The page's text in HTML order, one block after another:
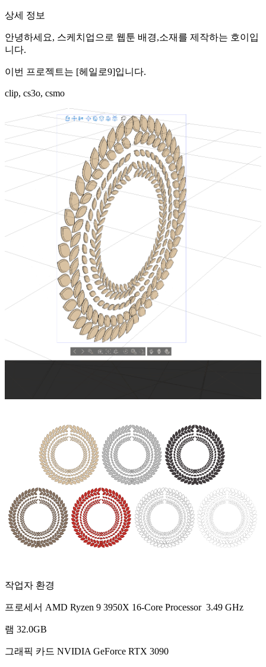
상세 정보
안녕하세요, 스케치업으로 웹툰 배경,소재를 제작하는 호이입
니다.
이번 프로젝트는 [헤일로9]입니다.
clip, cs3o, csmo
작업자 환경
프로세서 AMD Ryzen 9 3950X 16-Core Processor 3.49 GHz
램 32.0GB
그래픽 카드 NVIDIA GeForce RTX 3090